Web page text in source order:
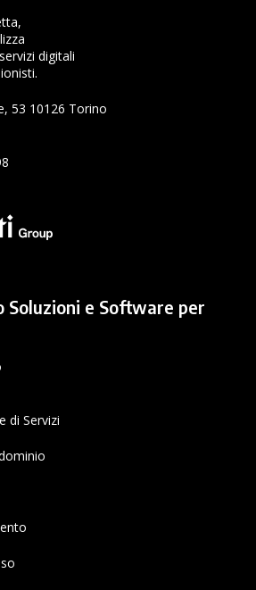
digitali
53 10126 Torino
Soluzioni e Software per
di Servizi